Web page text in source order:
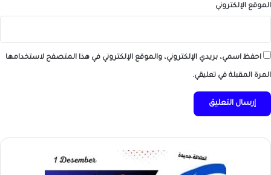
الموقع الإلكتروني
احفظ اسمي، بريدي الإلكتروني، والموقع الإلكتروني في هذا المتصفح لاستخدامها
المرة المقبلة في تعليقي.